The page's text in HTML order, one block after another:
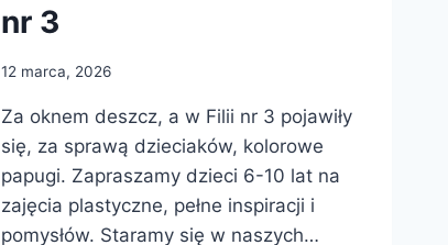
nr 3
12 marca, 2026
Za oknem deszcz, a w Filii nr 3 pojawiły
się, za sprawą dzieciaków, kolorowe
papugi. Zapraszamy dzieci 6-10 lat na
zajęcia plastyczne, pełne inspiracji i
pomysłów. Staramy się w naszych…